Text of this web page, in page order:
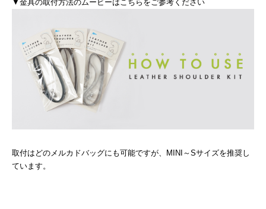
▼金具の取付方法のムービーはこちらをご参考ください
取付はどのメルカドバッグにも可能ですが、MINI～Sサイズを推奨し
ています。